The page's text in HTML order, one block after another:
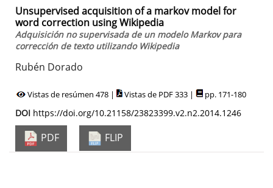
Unsupervised acquisition of a markov model for
word correction using Wikipedia
Adquisición no supervisada de un modelo Markov para
corrección de texto utilizando Wikipedia
Rubén Dorado
Vistas de resúmen 478 | Vistas de PDF 333 | pp. 171-180
DOI https://doi.org/10.21158/23823399.v2.n2.2014.1246
PDF FLIP